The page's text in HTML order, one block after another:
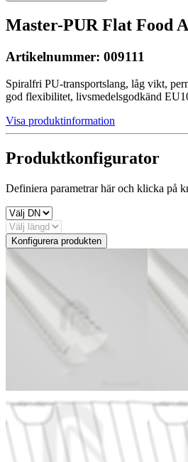
Master-PUR Flat Food A
Artikelnummer: 009111
Spiralfri PU-transportslang, låg vikt,
god flexibilitet, livsmedelsgodkänd
Visa produktinformation
Produktkonfigurator
Definiera parametrar här och klicka på
Konfigurera produkten